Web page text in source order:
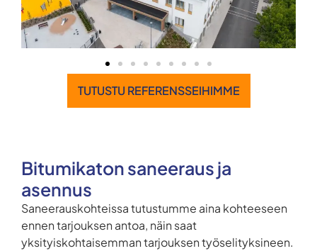
TUTUSTU REFERENSSEIHIMME
Bitumikaton saneeraus ja
asennus
Saneerauskohteissa tutustumme aina kohteeseen
ennen tarjouksen antoa, näin saat
yksityiskohtaisemman tarjouksen työselityksineen.